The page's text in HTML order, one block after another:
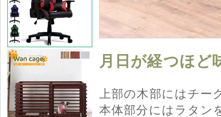
月日が経つほど
上部の木部にはチー
本体部分にはラタン